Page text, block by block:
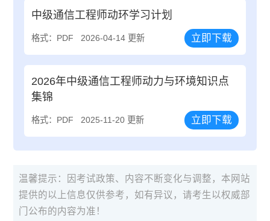
中级通信工程师动环学习计划
格式：PDF 2026-04-14 更新 立即下载
2026年中级通信工程师动力与环境知识点
集锦
格式：PDF 2025-11-20 更新 立即下载
温馨提示：因考试政策、内容不断变化与调整，本网站
提供的以上信息仅供参考，如有异议，请考生以权威部
门公布的内容为准！